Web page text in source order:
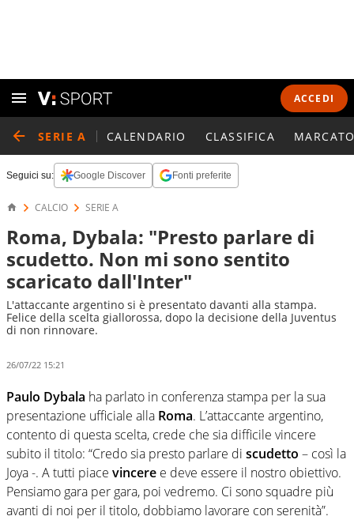
ACCEDI
SERIE A CALENDARIO CLASSIFICA
Seguici su: Google Discover Fonti preferite
CALCIO SERIE A
Roma, Dybala: "Presto parlare di
scudetto. Non mi sono sentito
scaricato dall'Inter"
L'attaccante argentino si è presentato davanti alla stampa.
Felice della scelta giallorossa, dopo la decisione della Juventus
di non rinnovare.
26/07/22 15:21
Paulo Dybala ha parlato in conferenza stampa per la sua
presentazione ufficiale alla Roma. L’attaccante argentino,
contento di questa scelta, crede che sia difficile vincere
subito il titolo: “Credo sia presto parlare di scudetto – così la
Joya -. A tutti piace vincere e deve essere il nostro obiettivo.
Pensiamo gara per gara, poi vedremo. Ci sono squadre più
avanti di noi per il titolo, dobbiamo lavorare con serenità”.